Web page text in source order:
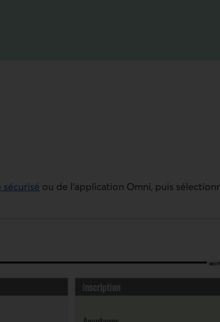
sécurisé ou de l’application Omni, puis